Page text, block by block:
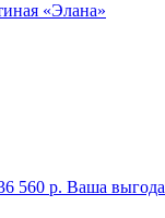
«Элана»
560 р. Ваша выгода